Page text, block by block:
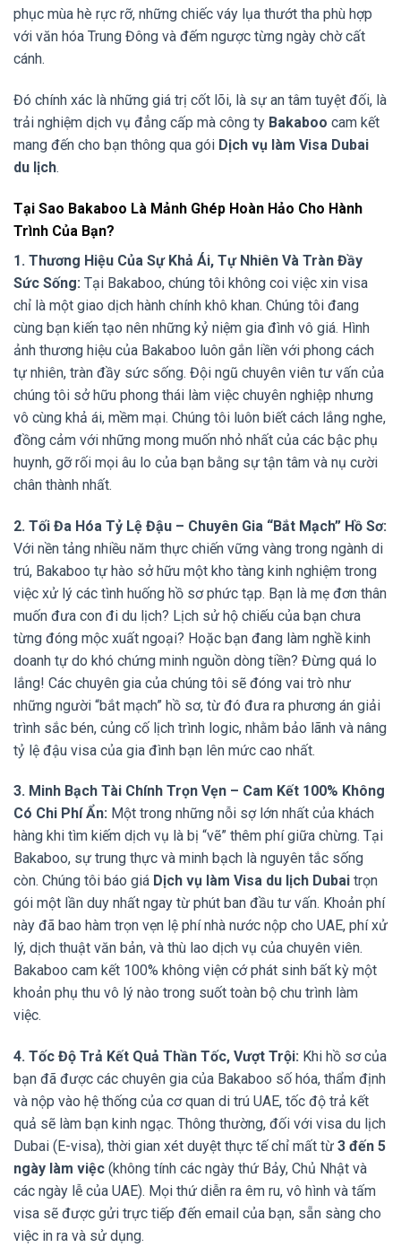
phục mùa hè rực rỡ, những chiếc váy lụa thướt tha phù hợp
với văn hóa Trung Đông và đếm ngược từng ngày chờ cất
cánh.
Đó chính xác là những giá trị cốt lõi, là sự an tâm tuyệt đối, là
trải nghiệm dịch vụ đẳng cấp mà công ty Bakaboo cam kết
mang đến cho bạn thông qua gói Dịch vụ làm Visa Dubai
du lịch.
Tại Sao Bakaboo Là Mảnh Ghép Hoàn Hảo Cho Hành
Trình Của Bạn?
1. Thương Hiệu Của Sự Khả Ái, Tự Nhiên Và Tràn Đầy
Sức Sống: Tại Bakaboo, chúng tôi không coi việc xin visa
chỉ là một giao dịch hành chính khô khan. Chúng tôi đang
cùng bạn kiến tạo nên những kỷ niệm gia đình vô giá. Hình
ảnh thương hiệu của Bakaboo luôn gắn liền với phong cách
tự nhiên, tràn đầy sức sống. Đội ngũ chuyên viên tư vấn của
chúng tôi sở hữu phong thái làm việc chuyên nghiệp nhưng
vô cùng khả ái, mềm mại. Chúng tôi luôn biết cách lắng nghe,
đồng cảm với những mong muốn nhỏ nhất của các bậc phụ
huynh, gỡ rối mọi âu lo của bạn bằng sự tận tâm và nụ cười
chân thành nhất.
2. Tối Đa Hóa Tỷ Lệ Đậu – Chuyên Gia “Bắt Mạch” Hồ Sơ:
Với nền tảng nhiều năm thực chiến vững vàng trong ngành di
trú, Bakaboo tự hào sở hữu một kho tàng kinh nghiệm trong
việc xử lý các tình huống hồ sơ phức tạp. Bạn là mẹ đơn thân
muốn đưa con đi du lịch? Lịch sử hộ chiếu của bạn chưa
từng đóng mộc xuất ngoại? Hoặc bạn đang làm nghề kinh
doanh tự do khó chứng minh nguồn dòng tiền? Đừng quá lo
lắng! Các chuyên gia của chúng tôi sẽ đóng vai trò như
những người “bắt mạch” hồ sơ, từ đó đưa ra phương án giải
trình sắc bén, củng cố lịch trình logic, nhằm bảo lãnh và nâng
tỷ lệ đậu visa của gia đình bạn lên mức cao nhất.
3. Minh Bạch Tài Chính Trọn Vẹn – Cam Kết 100% Không
Có Chi Phí Ẩn: Một trong những nỗi sợ lớn nhất của khách
hàng khi tìm kiếm dịch vụ là bị “vẽ” thêm phí giữa chừng. Tại
Bakaboo, sự trung thực và minh bạch là nguyên tắc sống
còn. Chúng tôi báo giá Dịch vụ làm Visa du lịch Dubai trọn
gói một lần duy nhất ngay từ phút ban đầu tư vấn. Khoản phí
này đã bao hàm trọn vẹn lệ phí nhà nước nộp cho UAE, phí xử
lý, dịch thuật văn bản, và thù lao dịch vụ của chuyên viên.
Bakaboo cam kết 100% không viện cớ phát sinh bất kỳ một
khoản phụ thu vô lý nào trong suốt toàn bộ chu trình làm
việc.
4. Tốc Độ Trả Kết Quả Thần Tốc, Vượt Trội: Khi hồ sơ của
bạn đã được các chuyên gia của Bakaboo số hóa, thẩm định
và nộp vào hệ thống của cơ quan di trú UAE, tốc độ trả kết
quả sẽ làm bạn kinh ngạc. Thông thường, đối với visa du lịch
Dubai (E-visa), thời gian xét duyệt thực tế chỉ mất từ 3 đến 5
ngày làm việc (không tính các ngày thứ Bảy, Chủ Nhật và
các ngày lễ của UAE). Mọi thứ diễn ra êm ru, vô hình và tấm
visa sẽ được gửi trực tiếp đến email của bạn, sẵn sàng cho
việc in ra và sử dụng.